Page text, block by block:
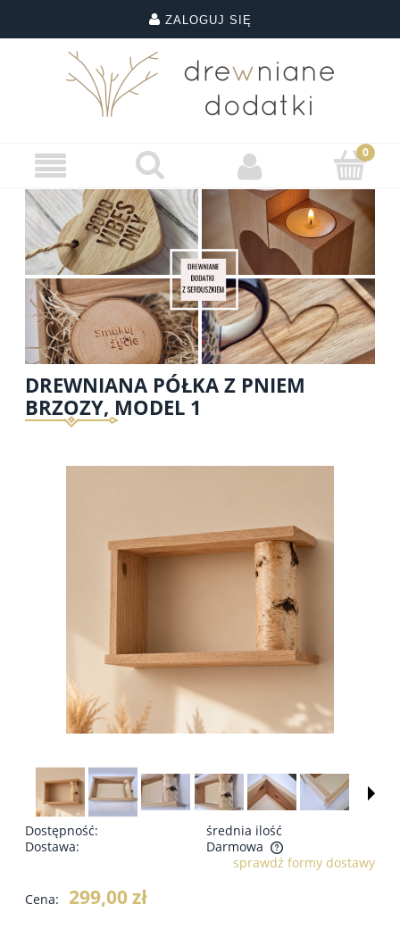
ZALOGUJ SIĘ
DREWNIANA PÓŁKA Z PNIEM
BRZOZY, MODEL 1
Dostępność:
średnia ilość
Dostawa:
Darmowa
sprawdź formy dostawy
Cena: 299,00 zł